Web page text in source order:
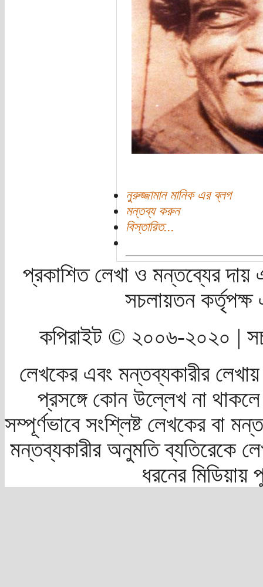
নুরুজ্জামান মানিক এর ব্লগ
মন্তব্য করুন
বিস্তারিত...
প্রকাশিত লেখা ও মন্তব্যের দায়
সচলায়তন
কপিরাইট © ২০০৬-২০২০ |
লেখকের এবং মন্তব্যকারীর
প্রসঙ্গে কোন উল্লেখ না
সম্পূর্ণভাবে সংশ্লিষ্ট লেখকের বা
মন্তব্যকারীর অনুমতি ব্যতিরেকে
ধরনের মিডিয়ায়